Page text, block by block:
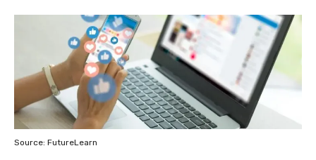
Source: FutureLearn